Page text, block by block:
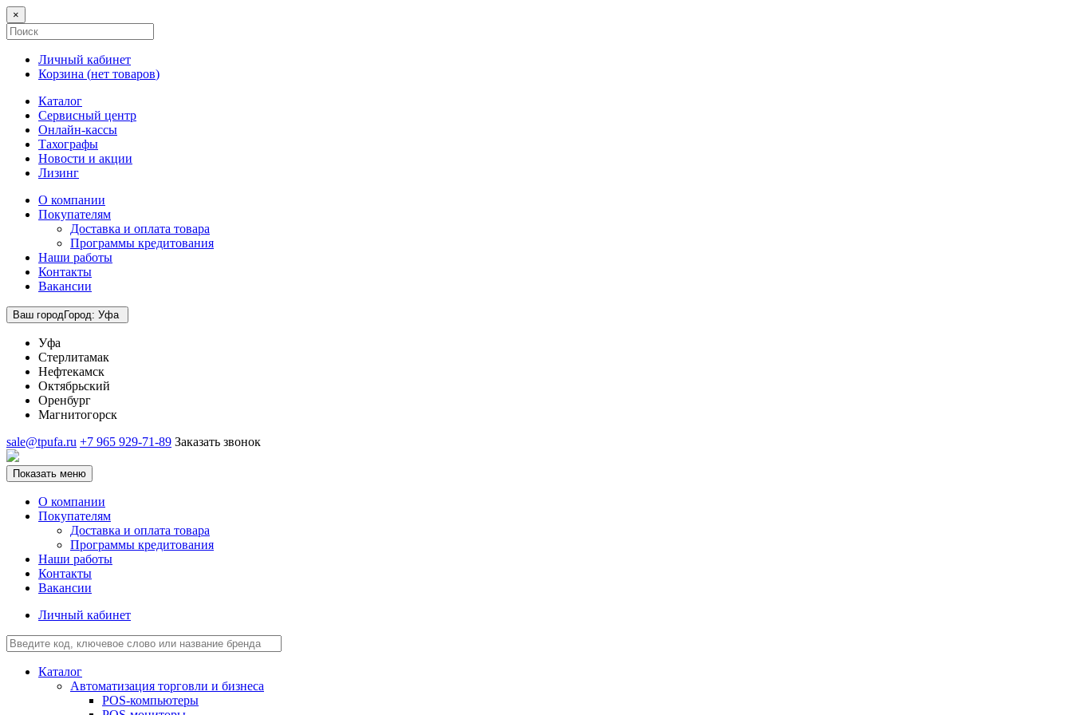
×
Личный кабинет
Корзина (нет товаров)
Каталог
Сервисный центр
Онлайн-кассы
Тахографы
Новости и акции
Лизинг
О компании
Покупателям
Доставка и оплата товара
Программы кредитования
Наши работы
Контакты
Вакансии
Ваш городГород: Уфа
Уфа
Стерлитамак
Нефтекамск
Октябрьский
Оренбург
Магнитогорск
sale@tpufa.ru +7 965 929-71-89 Заказать звонок
Показать меню
О компании
Покупателям
Доставка и оплата товара
Программы кредитования
Наши работы
Контакты
Вакансии
Личный кабинет
Каталог
Автоматизация торговли и бизнеса
POS-компьютеры